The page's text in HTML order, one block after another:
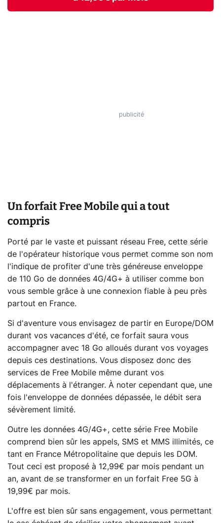
Un forfait Free Mobile qui a tout
compris
Porté par le vaste et puissant réseau Free, cette série
de l'opérateur historique vous permet comme son nom
l'indique de profiter d'une très généreuse enveloppe
de 110 Go de données 4G/4G+ à utiliser comme bon
vous semble grâce à une connexion fiable à peu près
partout en France.
Si d'aventure vous envisagez de partir en Europe/DOM
durant vos vacances d'été, ce forfait saura vous
accompagner avec 18 Go alloués durant vos voyages
depuis ces destinations. Vous disposez donc des
services de Free Mobile même durant vos
déplacements à l'étranger. À noter cependant que, une
fois l'enveloppe de données dépassée, le débit sera
sévèrement limité.
Outre les données 4G/4G+, cette série Free Mobile
comprend bien sûr les appels, SMS et MMS illimités, ce
tant en France Métropolitaine que depuis les DOM.
Tout ceci est proposé à 12,99€ par mois pendant un
an, avant de se transformer en un forfait Free 5G à
19,99€ par mois.
L'offre est bien sûr sans engagement, vous permettant